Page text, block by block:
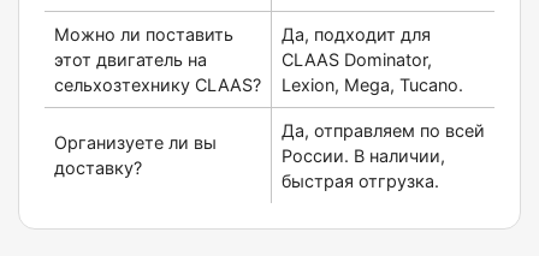
Можно ли поставить
этот двигатель на
сельхозтехнику CLAAS?
Да, подходит для
CLAAS Dominator,
Lexion, Mega, Tucano.
Организуете ли вы
доставку?
Да, отправляем по всей
России. В наличии,
быстрая отгрузка.